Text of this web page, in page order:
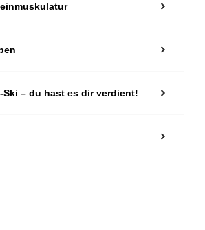
Ski – du hast es dir verdient!